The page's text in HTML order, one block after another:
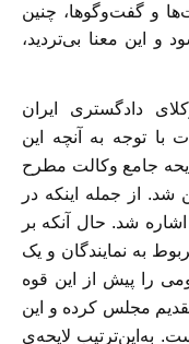
و گفت‌وگوها، چنین
و این معنا بی‌تردید،
دادگستری ايران
با توجه به آنچه اين
جامع وکالت مطرح
از جمله اینکه در
شد. حال آنکه بر
به نمایندگان و یک
را پیش از این قوه
مجلس کرده و این
به‌این‌ترتیب لایحه‌ی